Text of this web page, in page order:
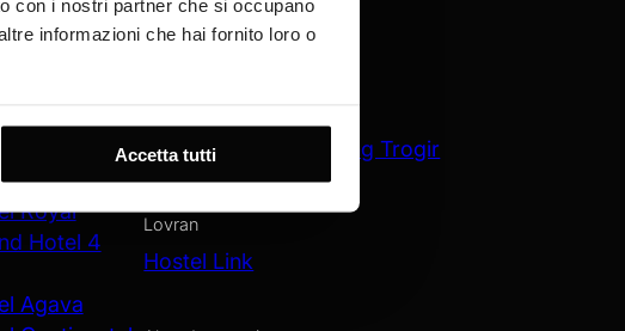
con i nostri partner che si occupano
informazioni che hai fornito loro o
Accetta tutti
Milenij
Sveti Jakov
Royal
Hotel 4
Agava
Amadria Park Camping Trogir
Lovran
Hostel Link